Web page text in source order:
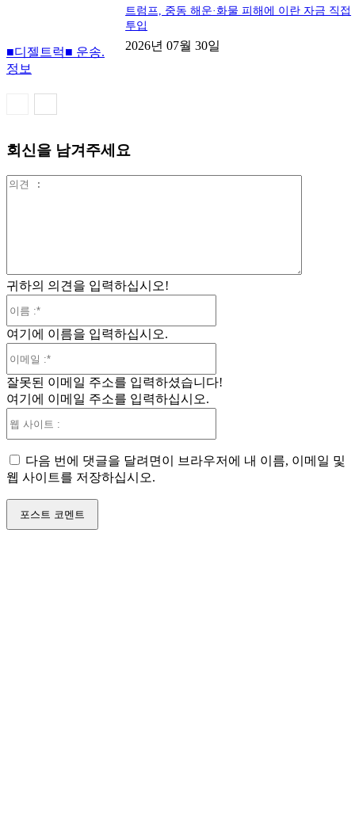
■디젤트럭■ 운송.
정보
트럼프, 중동 해운·화물 피해에 이란 자금 직접
투입
2026년 07월 30일
회신을 남겨주세요
귀하의 의견을 입력하십시오!
여기에 이름을 입력하십시오.
일
잘못된 이메일 주소를 입력하셨습니다!
여기에 이메일 주소를 입력하십시오.
트
다음 번에 댓글을 달려면이 브라우저에 내 이름, 이메일 및
웹 사이트를 저장하십시오.